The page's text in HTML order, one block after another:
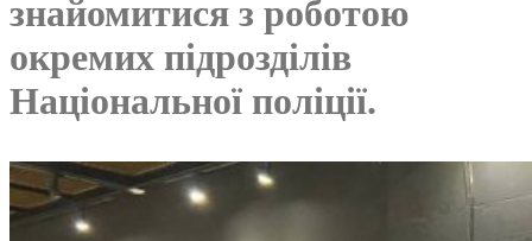
знайомитися з роботою
окремих підрозділів
Національної поліції.